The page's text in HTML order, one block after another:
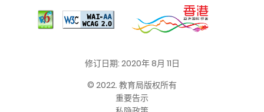
修订日期: 2020年 8月 11日
© 2022. 教育局版权所有
重要告示